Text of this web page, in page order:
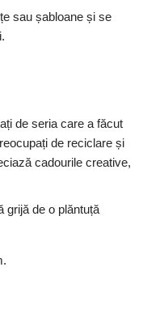
sau șabloane și se
de seria care a făcut
de reciclare și
cadourile creative,
grijă de o plăntuță